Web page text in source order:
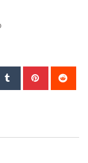
Tumblr Pinterest